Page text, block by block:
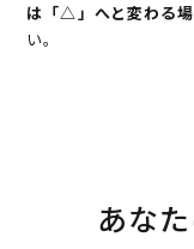
は「△」へと変わる
い。
あな